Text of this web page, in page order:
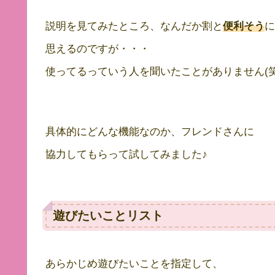
説明を見てみたところ、なんだか割と便利そうに
思えるのですが・・・
使ってるっていう人を聞いたことがありません(
具体的にどんな機能なのか、フレンドさんに
協力してもらって試してみました♪
遊びたいことリスト
あらかじめ遊びたいことを指定して、